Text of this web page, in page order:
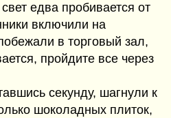
едва пробивается от
включили на
в торговый зал,
пройдите все через
секунду, шагнули к
шоколадных плиток,